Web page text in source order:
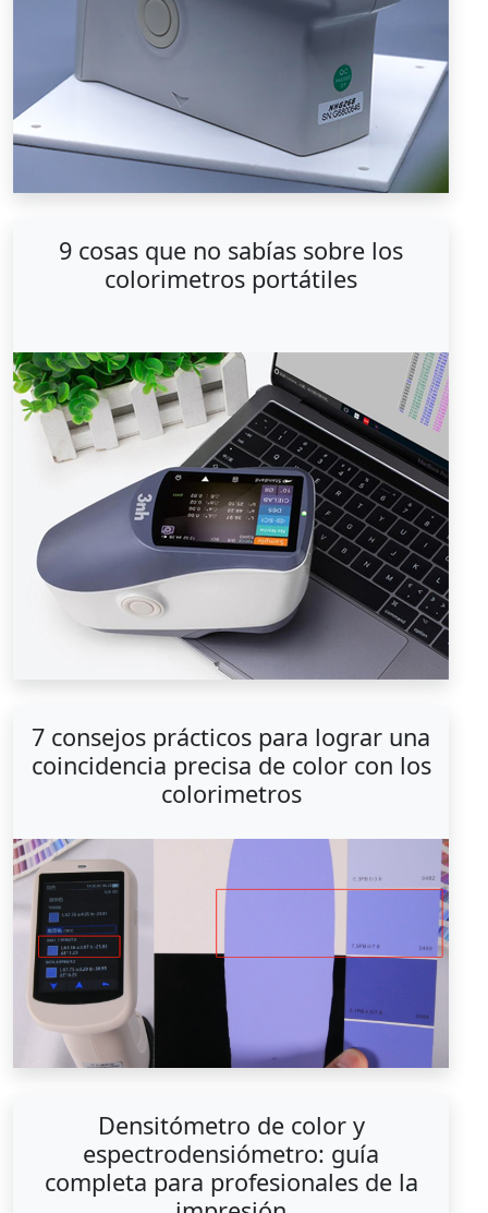
9 cosas que no sabías sobre los
colorimetros portátiles
7 consejos prácticos para lograr una
coincidencia precisa de color con los
colorimetros
Densitómetro de color y
espectrodensiómetro: guía
completa para profesionales de la